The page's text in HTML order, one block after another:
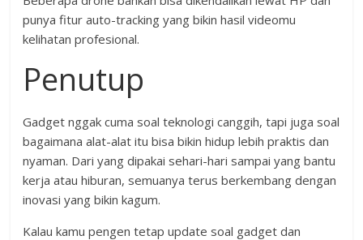
punya fitur auto-tracking yang bikin hasil videomu
kelihatan profesional.
Penutup
Gadget nggak cuma soal teknologi canggih, tapi juga soal
bagaimana alat-alat itu bisa bikin hidup lebih praktis dan
nyaman. Dari yang dipakai sehari-hari sampai yang bantu
kerja atau hiburan, semuanya terus berkembang dengan
inovasi yang bikin kagum.
Kalau kamu pengen tetap update soal gadget dan